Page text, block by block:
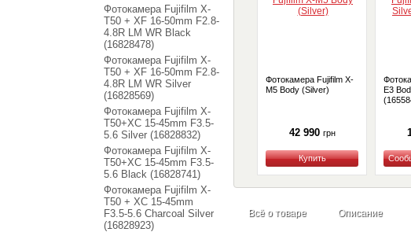
Фотокамера Fujifilm X-
M5 Body (Silver)
42 990 грн
Купить
E3
Всё о товаре Описание
Фотокамера Fujifilm X-
T50 + XF 16-50mm F2.8-
4.8R LM WR Black
(16828478)
Фотокамера Fujifilm X-
T50 + XF 16-50mm F2.8-
4.8R LM WR Silver
(16828569)
Фотокамера Fujifilm X-
T50+XC 15-45mm F3.5-
5.6 Silver (16828832)
Фотокамера Fujifilm X-
T50+XC 15-45mm F3.5-
5.6 Black (16828741)
Фотокамера Fujifilm X-
T50 + XC 15-45mm
F3.5-5.6 Charcoal Silver
(16828923)